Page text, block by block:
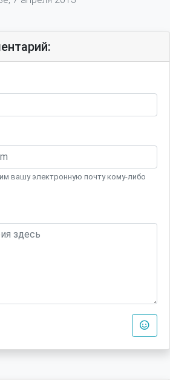
вашу электронную почту кому-либо